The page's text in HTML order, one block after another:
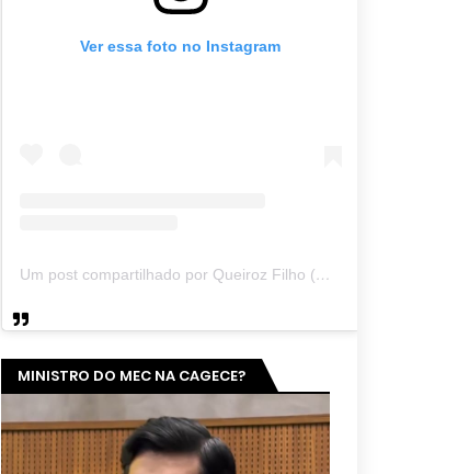
Ver essa foto no Instagram
Um post compartilhado por Queiroz Filho (@queirozmfilho)
MINISTRO DO MEC NA CAGECE?